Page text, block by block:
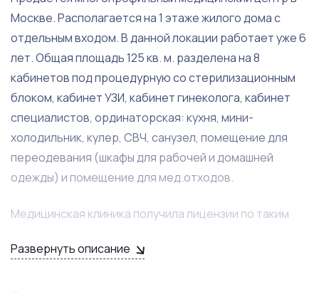
Москве. Располагается на 1 этаже жилого дома с
отдельным входом. В данной локации работает уже 6
лет. Общая площадь 125 кв. м. разделена на 8
кабинетов под процедурную со стерилизационным
блоком, кабинет УЗИ, кабинет гинеколога, кабинет
специалистов, ординаторская: кухня, мини-
холодильник, кулер, СВЧ, санузел, помещение для
переодевания (шкафы для рабочей и домашней
одежды) и помещение для мед.отходов.
Медицинская клиника получила лицензии по таким
функциональная диагностика, акушерства и
Развернуть описание